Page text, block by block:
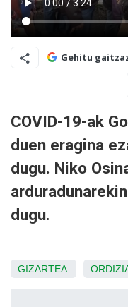
Gehitu
COVID-19-ak
duen eragina
dugu. Niko
dugu.
GIZARTEA